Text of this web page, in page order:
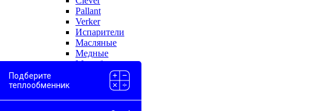
Pallant
Verker
Испарители
Масляные
Медные
Моноблоки
Одноходовые
Пароводяные
Подберите
теплообменник